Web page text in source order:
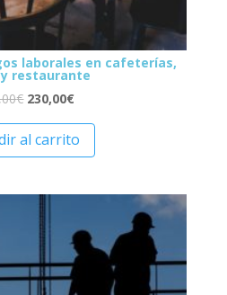
laborales en cafeterías,
restaurante
€ 230,00€
al carrito